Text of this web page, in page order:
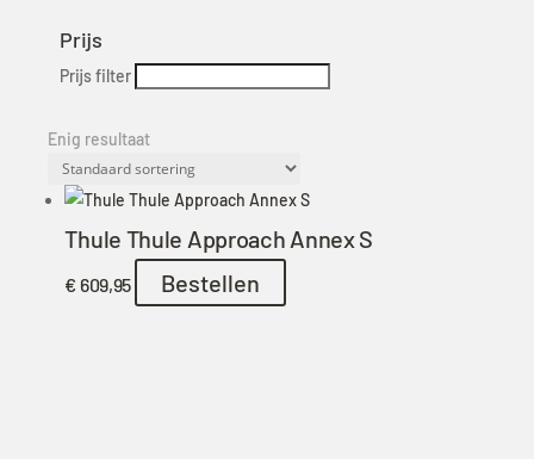
Prijs
Prijs filter
Enig resultaat
Thule Thule Approach Annex S
€ 609,95 Bestellen